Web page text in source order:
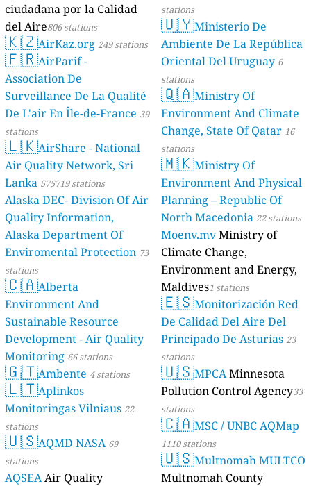
ciudadana por la Calidad
del Aire806 stations
🇰🇿AirKaz.org 249 stations
🇫🇷AirParif -
Association De
Surveillance De La Qualité
De L'air En Île-de-France 39
stations
🇱🇰AirShare - National
Air Quality Network, Sri
Lanka 575719 stations
Alaska DEC- Division Of Air
Quality Information,
Alaska Department Of
Enviromental Protection 73
stations
🇨🇦Alberta
Environment And
Sustainable Resource
Development - Air Quality
Monitoring 66 stations
🇬🇹Ambente 4 stations
🇱🇹Aplinkos
Monitoringas Vilniaus 22
stations
🇺🇸AQMD NASA 69
stations
AQSEAAir Quality
stations
🇺🇾Ministerio De
Ambiente De La República
Oriental Del Uruguay 6
stations
🇶🇦Ministry Of
Environment And Climate
Change, State Of Qatar 16
stations
🇲🇰Ministry Of
Environment And Physical
Planning – Republic Of
North Macedonia 22 stations
Moenv.mvMinistry of
Climate Change,
Environment and Energy,
Maldives1 stations
🇪🇸Monitorización Red
De Calidad Del Aire Del
Principado De Asturias 23
stations
🇺🇸MPCAMinnesota
Pollution Control Agency33
stations
🇨🇦MSC / UNBC AQMap
1110 stations
🇺🇸Multnomah MULTCO
Multnomah County